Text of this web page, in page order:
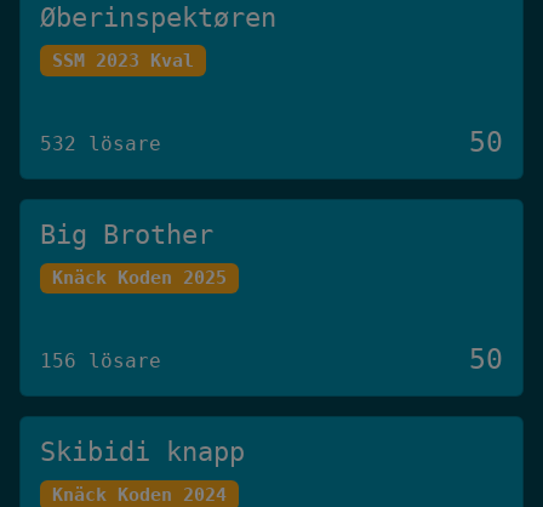
Øberinspektøren
SSM 2023 Kval
532 lösare 50
Big Brother
Knäck Koden 2025
156 lösare 50
Skibidi knapp
Knäck Koden 2024